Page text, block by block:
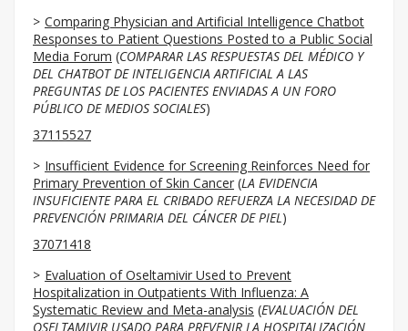
Comparing Physician and Artificial Intelligence Chatbot
Responses to Patient Questions Posted to a Public Social
Media Forum (COMPARAR LAS RESPUESTAS DEL MÉDICO Y
DEL CHATBOT DE INTELIGENCIA ARTIFICIAL A LAS
PREGUNTAS DE LOS PACIENTES ENVIADAS A UN FORO
PÚBLICO DE MEDIOS SOCIALES)
37115527
Insufficient Evidence for Screening Reinforces Need for
Primary Prevention of Skin Cancer (LA EVIDENCIA
INSUFICIENTE PARA EL CRIBADO REFUERZA LA NECESIDAD DE
PREVENCIÓN PRIMARIA DEL CÁNCER DE PIEL)
37071418
Evaluation of Oseltamivir Used to Prevent
Hospitalization in Outpatients With Influenza: A
Systematic Review and Meta-analysis (EVALUACIÓN DEL
OSELTAMIVIR USADO PARA PREVENIR LA HOSPITALIZACIÓN